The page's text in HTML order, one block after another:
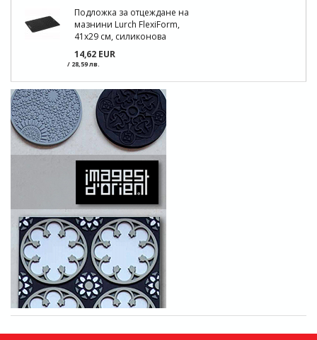
Подложка за отцеждане на
мазнини Lurch FlexiForm,
41x29 см, силиконова
14,62 EUR
/ 28,59 лв.